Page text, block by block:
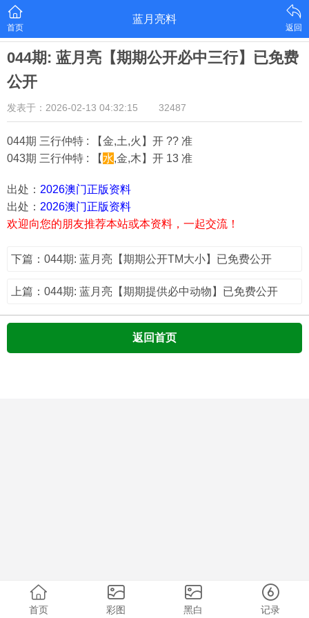
首页
蓝月亮料
返回
044期: 蓝月亮【期期公开必中三行】已免费
公开
发表于：2026-02-13 04:32:15 32487
044期 三行仲特 : 【金,土,火】开 ?? 准
043期 三行仲特 : 【 水,金,木】开 13 准
出处： 2026澳门正版资料
出处： 2026澳门正版资料
欢迎向您的朋友推荐本站或本资料，一起交流！
下篇：044期: 蓝月亮【期期公开TM大小】已免费公开
上篇：044期: 蓝月亮【期期提供必中动物】已免费公开
返回首页
首页 彩图 黑白 记录